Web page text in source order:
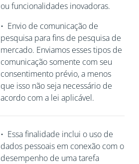
ou funcionalidades inovadoras.
• Envio de comunicação de
pesquisa para fins de pesquisa de
mercado. Enviamos esses tipos de
comunicação somente com seu
consentimento prévio, a menos
que isso não seja necessário de
acordo com a lei aplicável.
• Essa finalidade inclui o uso de
dados pessoais em conexão com o
desempenho de uma tarefa